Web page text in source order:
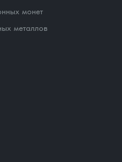
монет
металлов